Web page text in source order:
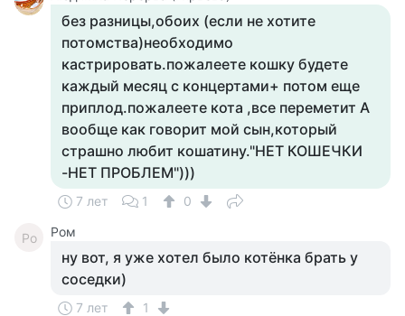
без разницы,обоих (если не хотите
потомства)необходимо
кастрировать.пожалеете кошку будете
каждый месяц с концертами+ потом еще
приплод.пожалеете кота ,все переметит А
вообще как говорит мой сын,который
страшно любит кошатину."НЕТ КОШЕЧКИ
-НЕТ ПРОБЛЕМ")))
7 лет 1 0
Ро Ром
ну вот, я уже хотел было котёнка брать у
соседки)
7 лет 1